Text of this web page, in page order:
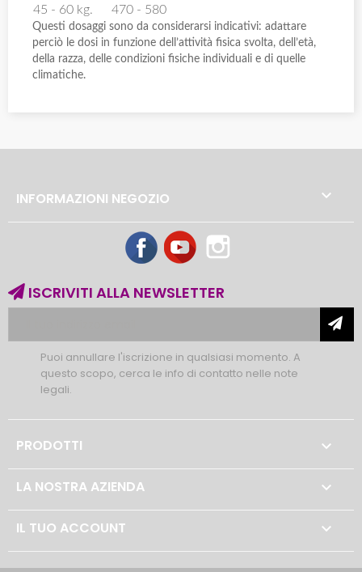
45 - 60 kg.
470 - 580
Questi dosaggi sono da considerarsi indicativi: adattare
perciò le dosi in funzione dell’attività fisica svolta, dell’età,
della razza, delle condizioni fisiche individuali e di quelle
climatiche.
INFORMAZIONI NEGOZIO 
FacebookYouTube
ISCRIVITI ALLA NEWSLETTER
Puoi annullare l'iscrizione in qualsiasi momento. A
questo scopo, cerca le info di contatto nelle note
legali.
PRODOTTI 
LA NOSTRA AZIENDA 
IL TUO ACCOUNT 